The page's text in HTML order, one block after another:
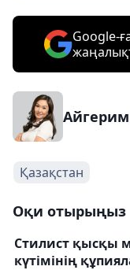
Google-
Қазақстан
Оқи отырыңыз
Стилист қысқы
күтімінің